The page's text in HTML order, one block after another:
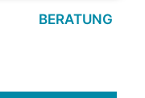
BERATUNG